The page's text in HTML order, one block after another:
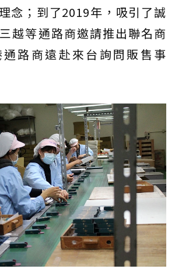
念；到了2019年，吸引了誠
越等通路商邀請推出聯名商
路商遠赴來台詢問販售事